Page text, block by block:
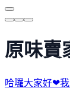
原味賣
哈囉大家好❤